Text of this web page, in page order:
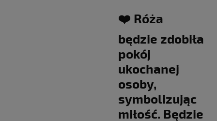
❤️ Róża
będzie zdobiła
pokój
ukochanej
osoby,
symbolizując
miłość. Będzie